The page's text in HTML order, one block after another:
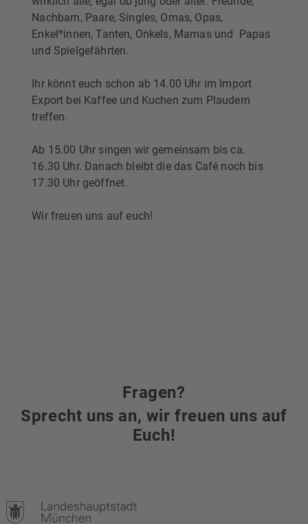
Nachbarn, Paare, Singles, Omas, Opas,
Enkel*innen, Tanten, Onkels, Mamas und Papas
und Spielgefährten.
Ihr könnt euch schon ab 14.00 Uhr im Import
Export bei Kaffee und Kuchen zum Plaudern
treffen.
Ab 15.00 Uhr singen wir gemeinsam bis ca.
16.30 Uhr. Danach bleibt die das Café noch bis
17.30 Uhr geöffnet.
Wir freuen uns auf euch!
Fragen?
Sprecht uns an, wir freuen uns auf
Euch!